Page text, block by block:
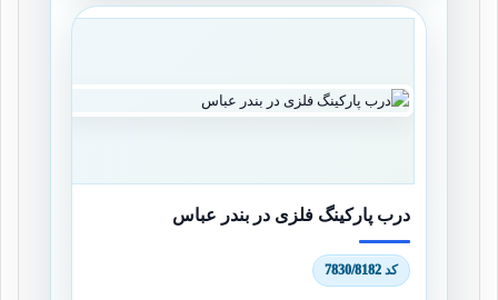
درب پارکینگ فلزی در بندر عباس
کد 7830/8182